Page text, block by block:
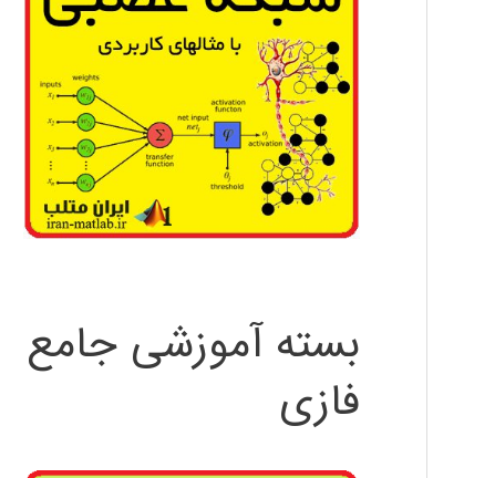
بسته آموزشی جامع
فازی